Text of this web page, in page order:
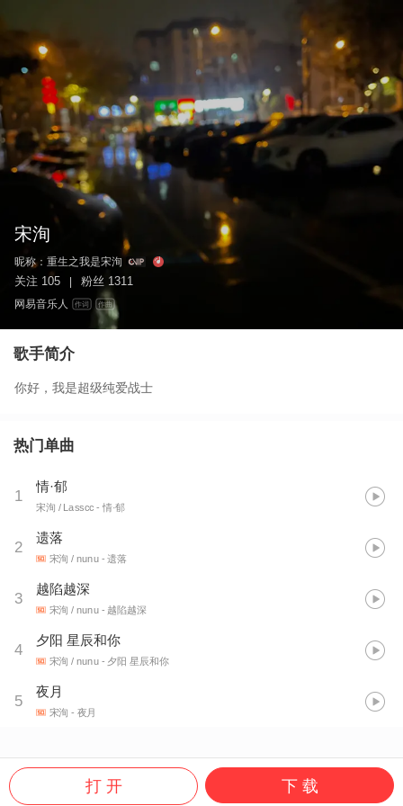
宋洵
昵称： 重生之我是宋洵
关注 105 粉丝 1311
网易音乐人 作词 作曲
歌手简介
你好，我是超级纯爱战士
热门单曲
1
情·郁
宋洵 / Lasscc - 情·郁
2
遗落
宋洵 / nunu - 遗落
3
越陷越深
宋洵 / nunu - 越陷越深
4
夕阳 星辰和你
宋洵 / nunu - 夕阳 星辰和你
5
夜月
宋洵 - 夜月
打 开 下 载